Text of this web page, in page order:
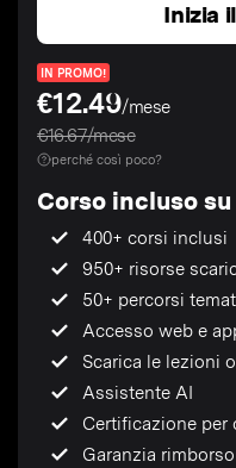
Inizia
IN PROMO!
€12.49/mese
€16.67/mese
perché così poco?
Corso incluso su
400+ corsi inclusi
950+ risorse
50+ percorsi
Accesso web e
Scarica le lezioni
Assistente AI
Certificazione per
Garanzia